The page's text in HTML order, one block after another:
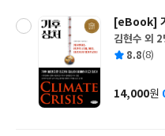
[eBook]
글
쓴
김현수 외 2
출
사
평 8.8(8)
가
14,000원